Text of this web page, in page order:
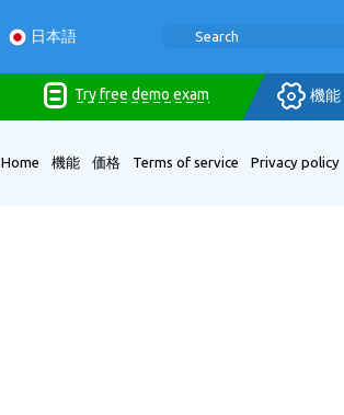
日本語
Try free demo exam 機能
Home 機能 価格 Terms of service Privacy policy